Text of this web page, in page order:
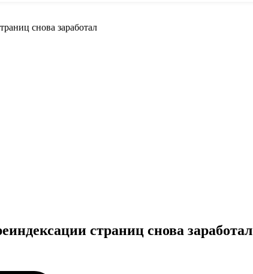
снова заработал
страниц снова заработал